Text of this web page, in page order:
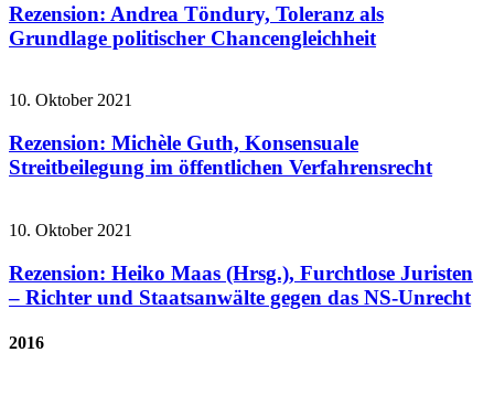
Rezension: Andrea Töndury, Toleranz als
Grundlage politischer Chancengleichheit
10. Oktober 2021
Rezension: Michèle Guth, Konsensuale
Streitbeilegung im öffentlichen Verfahrensrecht
10. Oktober 2021
Rezension: Heiko Maas (Hrsg.), Furchtlose Juristen
– Richter und Staatsanwälte gegen das NS-Unrecht
2016